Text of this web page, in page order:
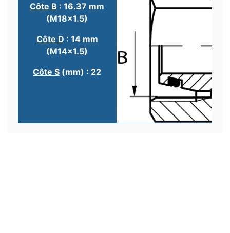
Côte B : 16.37 mm
(M18x1.5)
Côte D : 14 mm
(M14x1.5)
Côte S (mm) : 22